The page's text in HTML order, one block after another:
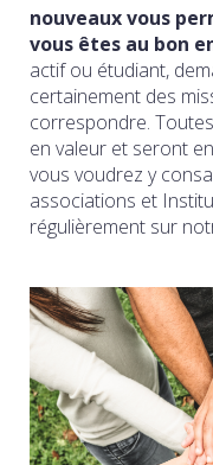
nouveaux vous
vous êtes au bon
actif ou étudiant,
certainement des
correspondre.
en valeur et seront
vous voudrez y
associations et
régulièrement sur